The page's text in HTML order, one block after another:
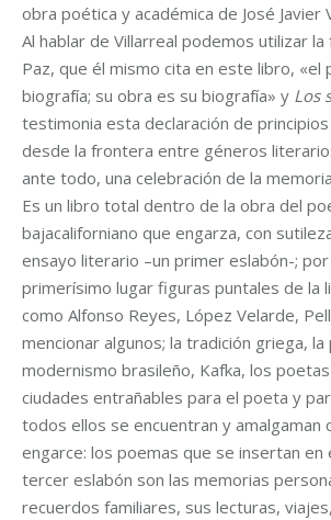
obra poética y académica de José Javier
Al hablar de Villarreal podemos utilizar
Paz, que él mismo cita en este libro, «el
biografía; su obra es su biografía» y Los
testimonia esta declaración de
desde la frontera entre géneros
ante todo, una celebración de la
Es un libro total dentro de la obra del
bajacaliforniano que engarza, con
ensayo literario –un primer eslabón-;
primerísimo lugar figuras puntales de la
como Alfonso Reyes, López Velarde,
mencionar algunos; la tradición griega,
modernismo brasileño, Kafka, los
ciudades entrañables para el poeta y
todos ellos se encuentran y amalgaman
engarce: los poemas que se insertan en
tercer eslabón son las memorias
recuerdos familiares, sus lecturas,